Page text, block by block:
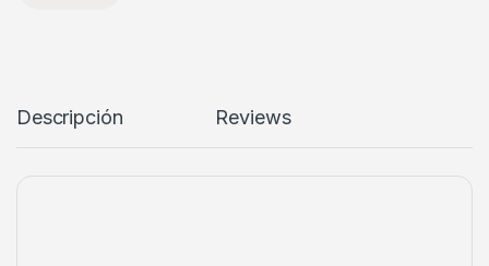
Descripción Reviews